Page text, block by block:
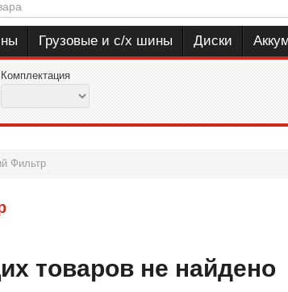
Грузовые и с/х шины Диски
Комплектация
Фильтр
товаров не найдено